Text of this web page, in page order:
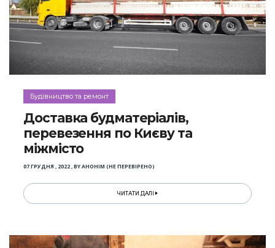
Будівництво та ремонт
Доставка будматеріалів,
перевезення по Києву та
міжмісто
07 ГРУДНЯ , 2022,BYАНОНІМ (НЕ ПЕРЕВІРЕНО)
ЧИТАТИ ДАЛІ